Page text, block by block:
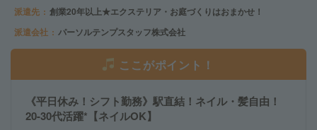
派遣先
創業20年以上★エクステリア・お庭づくりはおまかせ！
派遣会社
パーソルテンプスタッフ株式会社
ここがポイント！
《平日休み！シフト勤務》駅直結！ネイル・髪自由！
20-30代活躍*【ネイルOK】